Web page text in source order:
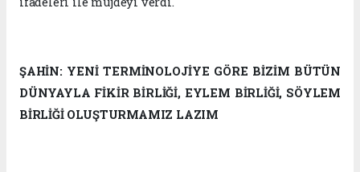
ŞAHİN: YENİ TERMİNOLOJİYE GÖRE BİZİM BÜTÜN
DÜNYAYLA FİKİR BİRLİĞİ, EYLEM BİRLİĞİ, SÖYLEM
BİRLİĞİ OLUŞTURMAMIZ LAZIM